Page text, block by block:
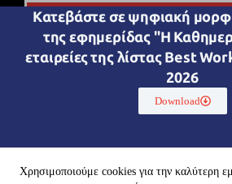
Χρησιμοποιούμε cookies για την καλύτερη
Εγγραφή
Great Place To Work® Hellas IKE
Kατεβάστε σε ψηφιακή
της εφημερίδας "Η
εταιρείες της λίστας Best
2026
Download